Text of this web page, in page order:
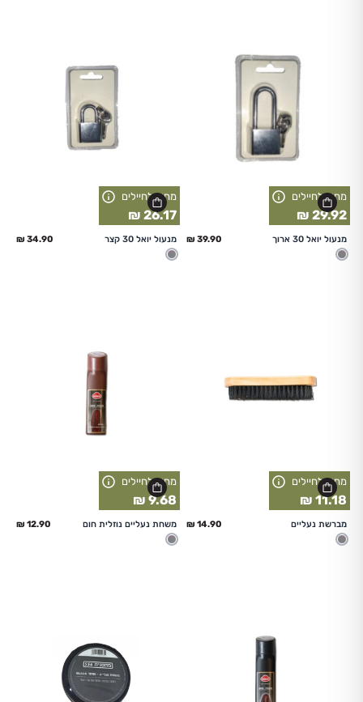
מחיר לחיילים
29.92 ₪
מנעול יואל 30 ארוך
מעורב
החל מ
מחיר לחיילים
26.17 ₪
מנעול יואל 30 קצר
מעורב
החל מ
מחיר לחיילים
11.18 ₪
מברשת נעליים
מעורב
החל מ
מחיר לחיילים
9.68 ₪
משחת נעליים נוזלית חום
מעורב
החל מ